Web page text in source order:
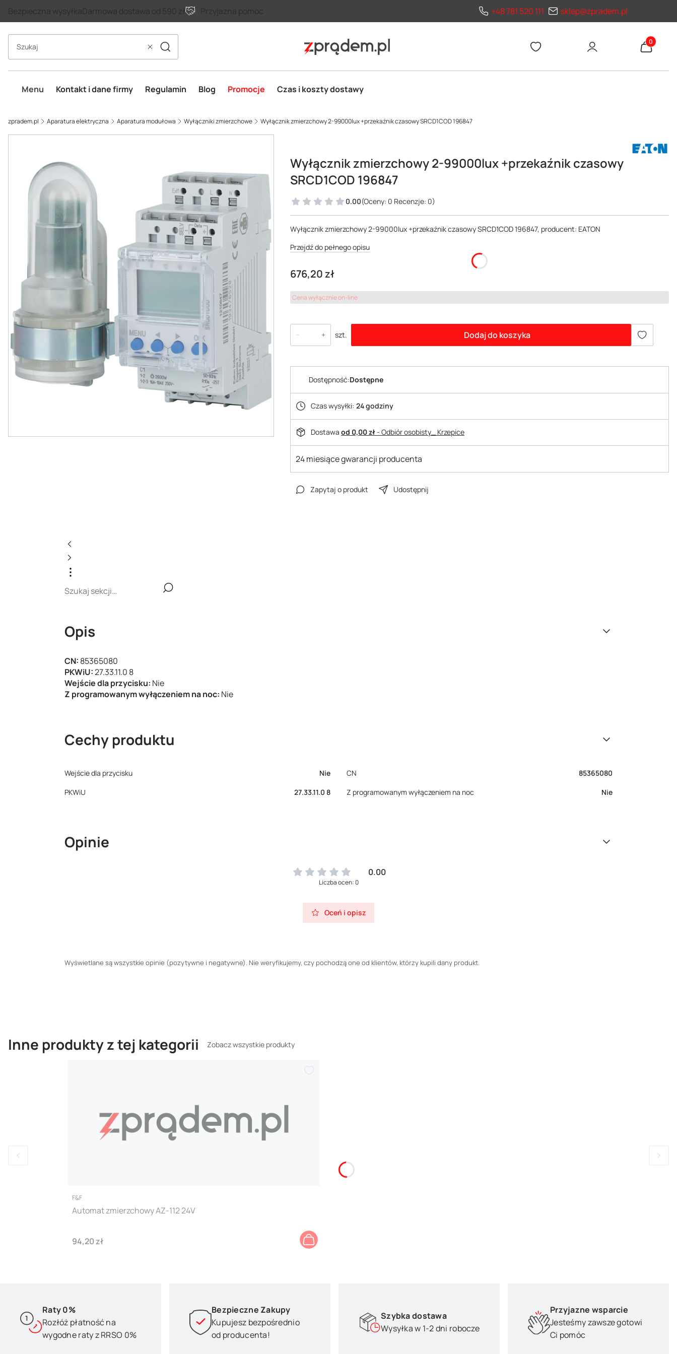
Bezpieczna wysyłkaDarmowa dostawa od 590 zł Przyjazna pomoc +48 781 520 111 sklep@zpradem.pl
WyczyśćSzukaj Produkty
Menu Kontakt i dane firmy Regulamin Blog Promocje Czas i koszty dostawy
zpradem.pl Aparatura elektryczna Aparatura modułowa Wyłączniki zmierzchowe Wyłącznik zmierzchowy 2-99000lux +przekaźnik czasowy SRCD1COD 196847
Wyłącznik zmierzchowy 2-99000lux +przekaźnik czasowy
SRCD1COD 196847
0.00(Oceny: 0 Recenzje: 0)
Wyłącznik zmierzchowy 2-99000lux +przekaźnik czasowy SRCD1COD 196847, producent: EATON
Przejdź do pełnego opisu
Cena
676,20 zł
Cena wyłącznie on-line
szt. Dodaj do koszyka
Dostępność:Dostępne
Czas wysyłki: 24 godziny
Dostawa od 0,00 zł- Odbiór osobisty_ Krzepice
24 miesiące gwarancji producenta
Zapytaj o produkt Udostępnij
Opis
CN: 85365080
PKWiU:27.33.11.0 8
Wejście dla przycisku: Nie
Z programowanym wyłączeniem na noc: Nie
Cechy produktu
Wejście dla przycisku Nie CN
85365080
PKWiU
27.33.11.0 8 Z programowanym wyłączeniem na noc Nie
Opinie
0.00
Liczba ocen: 0
Oceń i opisz
Wyświetlane są wszystkie opinie (pozytywne i negatywne). Nie weryfikujemy, czy pochodzą one od klientów, którzy kupili dany produkt.
Inne produkty z tej kategorii Zobacz wszystkie produkty
PRODUCENT
F&F
Automat zmierzchowy AZ-112 24V
Cena
94,20 zł
Raty 0%
Rozłóż płatność na
wygodne raty z RRSO 0%
Bezpieczne Zakupy
Kupujesz bezpośrednio
od producenta!
Szybka dostawa
Wysyłka w 1-2 dni robocze
Przyjazne wsparcie
Jesteśmy zawsze gotowi
Ci pomóc